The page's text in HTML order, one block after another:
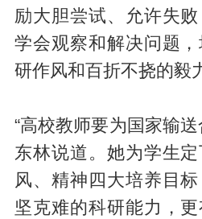
励大胆尝试、允许失
学会观察和解决问题
研作风和百折不挠的毅
“高校教师要为国家输
东林说道。她为学生
风、精神四大培养目
坚克难的科研能力，